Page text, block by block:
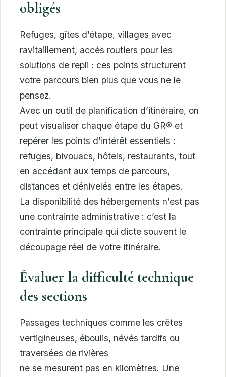
obligés
Refuges, gîtes d’étape, villages avec
ravitaillement, accès routiers pour les
solutions de repli : ces points structurent
votre parcours bien plus que vous ne le
pensez.
Avec un outil de planification d’itinéraire, on
peut visualiser chaque étape du GR® et
repérer les points d’intérêt essentiels :
refuges, bivouacs, hôtels, restaurants, tout
en accédant aux temps de parcours,
distances et dénivelés entre les étapes.
La disponibilité des hébergements n’est pas
une contrainte administrative : c’est la
contrainte principale qui dicte souvent le
découpage réel de votre itinéraire.
Évaluer la difficulté technique
des sections
Passages techniques comme les crêtes
vertigineuses, éboulis, névés tardifs ou
traversées de rivières
ne se mesurent pas en kilomètres. Une